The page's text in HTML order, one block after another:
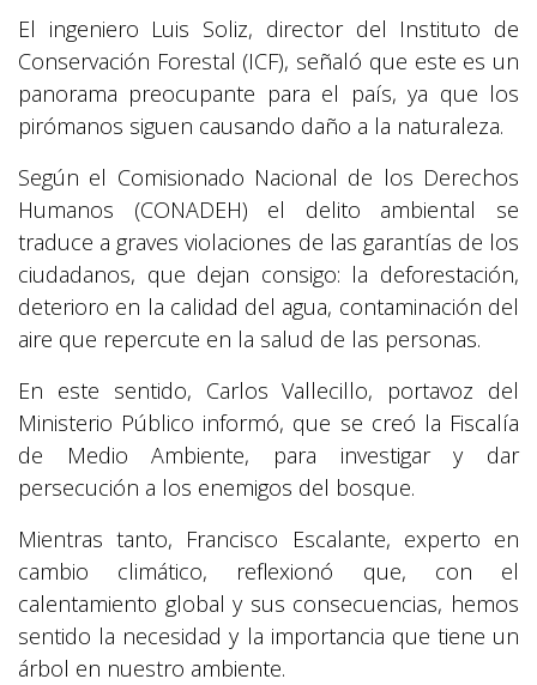
El ingeniero Luis Soliz, director del Instituto de
Conservación Forestal (ICF), señaló que este es un
panorama preocupante para el país, ya que los
pirómanos siguen causando daño a la naturaleza.
Según el Comisionado Nacional de los Derechos
Humanos (CONADEH) el delito ambiental se
traduce a graves violaciones de las garantías de los
ciudadanos, que dejan consigo: la deforestación,
deterioro en la calidad del agua, contaminación del
aire que repercute en la salud de las personas.
En este sentido, Carlos Vallecillo, portavoz del
Ministerio Público informó, que se creó la Fiscalía
de Medio Ambiente, para investigar y dar
persecución a los enemigos del bosque.
Mientras tanto, Francisco Escalante, experto en
cambio climático, reflexionó que, con el
calentamiento global y sus consecuencias, hemos
sentido la necesidad y la importancia que tiene un
árbol en nuestro ambiente.